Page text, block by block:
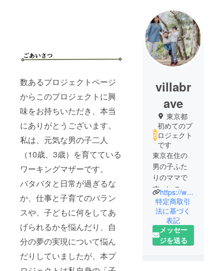
数あるプロジェクトページ
からこのプロジェクトに興
味をお持ちいただき、本当
にありがとうございます。
私は、元気な男の子二人
（10歳、3歳）を育てている
ワーキングマザーです。
バタバタと日常が過ぎるな
か、仕事と子育てのバラン
スや、子どもに何をしてあ
げられるかを悩んだり、自
分の夢の実現について悩ん
だりしていましたが、本プ
villabr
ave
東京都
初めてのプ
ロジェクト
です
東京在住の
男の子ふた
りのママで
す。いつ
か、たくさ
んの子ども
たちのため
になること
に取り組み
https://www.instagram.com/villa.brave/
特定商取引
法に基づく
表記
メッセー
ジを送る